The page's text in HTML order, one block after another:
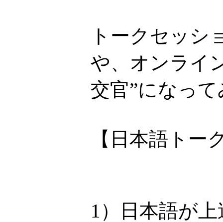
トークセッシ
や、オンライ
交官”になっ
【日本語ト
1）日本語が